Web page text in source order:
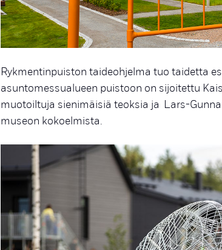
Rykmentinpuiston taideohjelma tuo taidetta
asuntomessualueen puistoon on sijoitettu
muotoiltuja sienimäisiä teoksia ja Lars-
museon kokoelmista.